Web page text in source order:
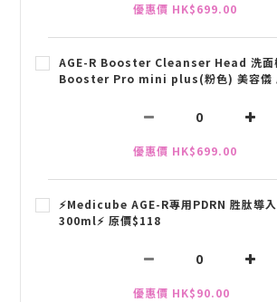
優惠價 HK$699.00
AGE-R Booster Cleanser Head 洗面
Booster Pro mini plus(粉色) 美容儀
優惠價 HK$699.00
⚡️Medicube AGE-R專用PDRN 胜肽導
300ml⚡️ 原價$118
優惠價 HK$90.00